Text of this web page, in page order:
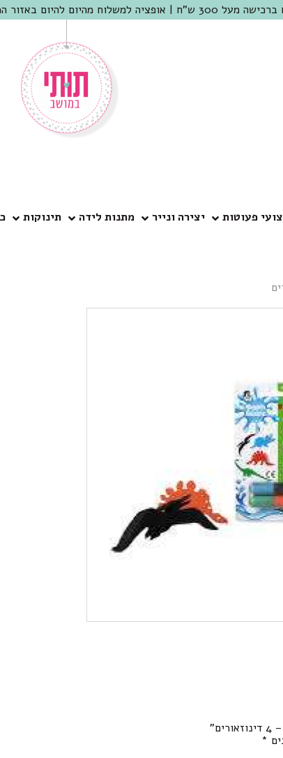
להיום באזור המרכז | מוזמנים לבקר בחנות בכפר שמריהו
פעוטות יצירה ונייר מתנות לידה תינוקות
*